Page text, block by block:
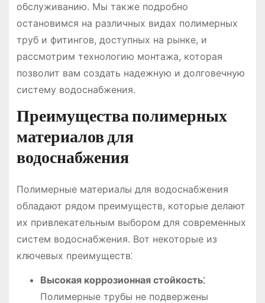
обслуживанию. Мы также подробно
остановимся на различных видах полимерных
труб и фитингов, доступных на рынке, и
рассмотрим технологию монтажа, которая
позволит вам создать надежную и долговечную
систему водоснабжения.
Преимущества полимерных
материалов для
водоснабжения
Полимерные материалы для водоснабжения
обладают рядом преимуществ, которые делают
их привлекательным выбором для современных
систем водоснабжения. Вот некоторые из
ключевых преимуществ⁚
Высокая коррозионная стойкость⁚
Полимерные трубы не подвержены